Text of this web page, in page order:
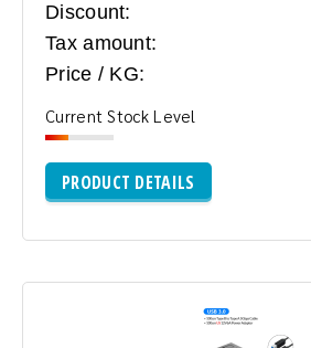
Discount:
Tax amount:
Price / KG:
Current Stock Level
PRODUCT DETAILS